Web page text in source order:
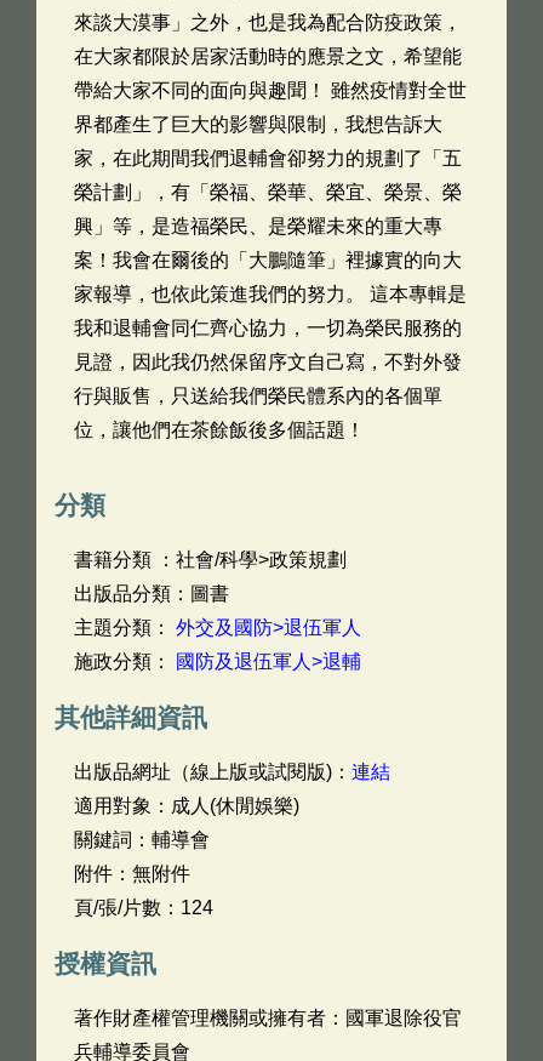
來談大漠事」之外，也是我為配合防疫政策，
在大家都限於居家活動時的應景之文，希望能
帶給大家不同的面向與趣聞！ 雖然疫情對全世
界都產生了巨大的影響與限制，我想告訴大
家，在此期間我們退輔會卻努力的規劃了「五
榮計劃」，有「榮福、榮華、榮宜、榮景、榮
興」等，是造福榮民、是榮耀未來的重大專
案！我會在爾後的「大鵬隨筆」裡據實的向大
家報導，也依此策進我們的努力。 這本專輯是
我和退輔會同仁齊心協力，一切為榮民服務的
見證，因此我仍然保留序文自己寫，不對外發
行與販售，只送給我們榮民體系內的各個單
位，讓他們在茶餘飯後多個話題！
分類
書籍分類 ：社會/科學>政策規劃
出版品分類：圖書
主題分類： 外交及國防>退伍軍人
施政分類：
國防及退伍軍人>退輔
其他詳細資訊
出版品網址（線上版或試閱版)： 連結
適用對象：成人(休閒娛樂)
關鍵詞：輔導會
附件：無附件
頁/張/片數：124
授權資訊
著作財產權管理機關或擁有者：國軍退除役官
兵輔導委員會